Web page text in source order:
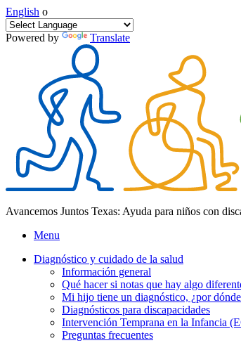
English o
Powered by Translate
Avancemos Juntos Texas: Ayuda para niños con
Menu
Diagnóstico y cuidado de la salud
Información general
Qué hacer si notas que hay algo
Mi hijo tiene un diagnóstico, ¿por
Diagnósticos para discapacidades
Intervención Temprana en la Infancia
Preguntas frecuentes